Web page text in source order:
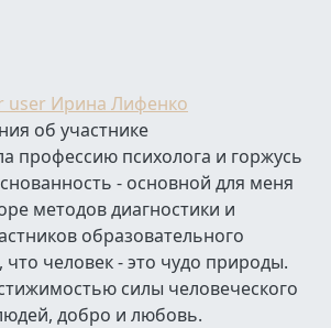
об участнике
профессию психолога и горжусь
- основной для меня
методов диагностики и
образовательного
человек - это чудо природы.
силы человеческого
добро и любовь.